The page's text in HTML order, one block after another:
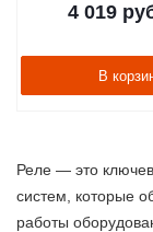
4 019
В
Реле — это
систем, которые
работы